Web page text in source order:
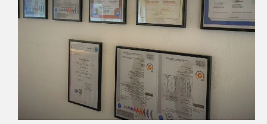
dækker alt fra Offshore til PED.